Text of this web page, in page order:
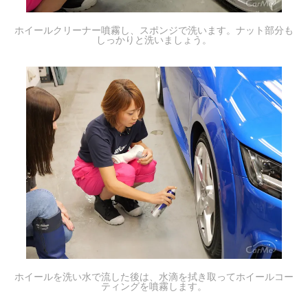
ホイールクリーナー噴霧し、スポンジで洗います。ナット部分も
しっかりと洗いましょう。
ホイールを洗い水で流した後は、水滴を拭き取ってホイールコー
ティングを噴霧します。